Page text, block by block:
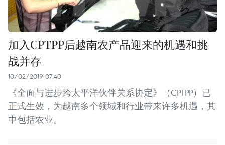
加入CPTPP后越南农产品迎来的机遇和挑
战并存
10/02/2019 07:40
《全面与进步跨太平洋伙伴关系协定》（CPTPP）已
正式生效，为越南多个领域和行业带来许多机遇，其
中包括农业。